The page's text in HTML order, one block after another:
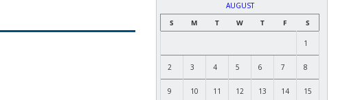
AUGUST
S
M T W T F S
1
2 3 4 5 6 7 8
9 10 11 12 13 14 15